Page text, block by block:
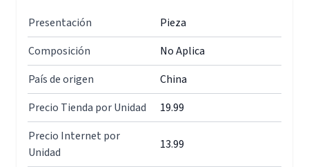
Presentación
Pieza
Composición
No Aplica
País de origen
China
Precio Tienda por Unidad
19.99
Precio Internet por
Unidad
13.99